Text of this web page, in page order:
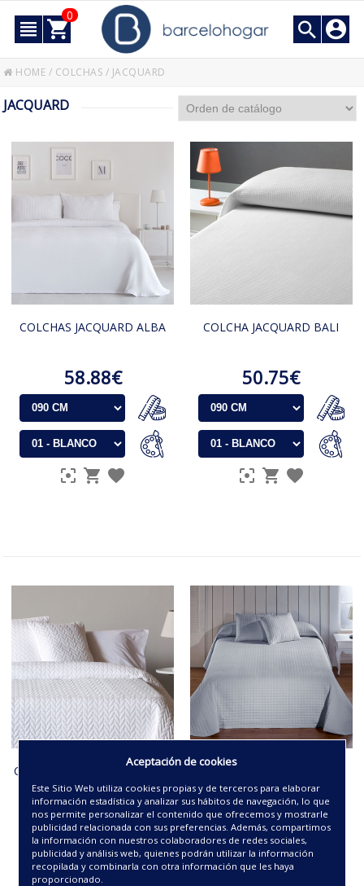
0
HOME / COLCHAS / JACQUARD
JACQUARD
COLCHAS JACQUARD ALBA
58.88€
COLCHA JACQUARD BALI
50.75€
COLCHA JACQUARD -ESPIGA-
58.88€
COLCHA JACQUARD -
CALGARY-
58.88€
Aceptación de cookies
Este Sitio Web utiliza cookies propias y de terceros para elaborar
información estadística y analizar sus hábitos de navegación, lo que
nos permite personalizar el contenido que ofrecemos y mostrarle
publicidad relacionada con sus preferencias. Además, compartimos
la información con nuestros colaboradores de redes sociales,
publicidad y análisis web, quienes podrán utilizar la información
recopilada y combinarla con otra información que les haya
proporcionado.